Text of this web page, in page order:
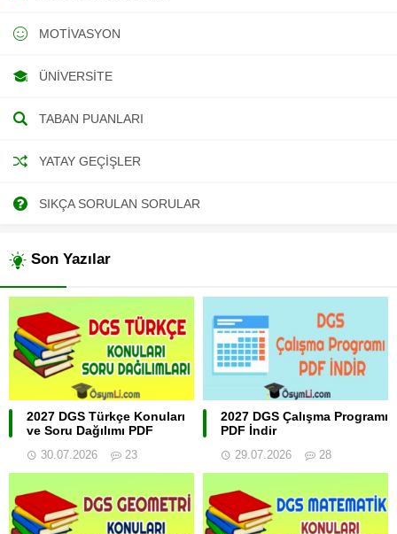
MOTIVASYON
ÜNIVERSITE
TABAN PUANLARI
YATAY GEÇIŞLER
SIKÇA SORULAN SORULAR
Son Yazılar
2027 DGS Türkçe Konuları
ve Soru Dağılımı PDF
30.07.2026 23
2027 DGS Çalışma Programı
PDF İndir
29.07.2026 28